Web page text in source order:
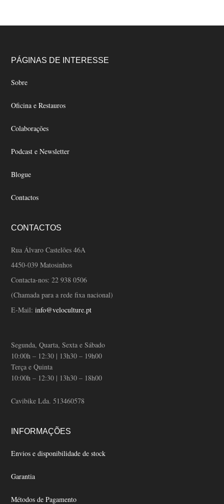
Footer
PÁGINAS DE INTERESSE
Sobre
Oficina e Restauros
Colaborações
Podcast e Newsletter
Blogue
Contactos
CONTACTOS
Rua Álvaro Castelões 46A
4450-039 Matosinhos
Contacta-nos:22 938 0506
(Chamada para a rede fixa nacional)
E-Mail:info@veloculture.pt
Segunda, Quarta, Sexta e Sábado
10:00h – 12:30 | 13h30 – 19h00
Terça e Quinta
10:00h – 12:30 | 13h30 – 18h00
Cavibike Lda. 513460578
INFORMAÇÕES
Envios e disponibilidade de stock
Garantia
Métodos de Pagamento